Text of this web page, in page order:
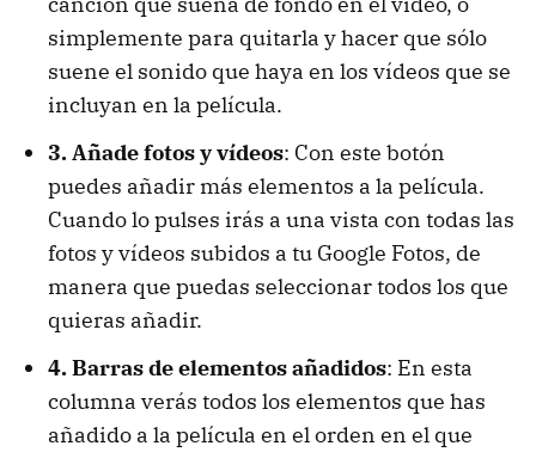
simplemente para quitarla y hacer que sólo
suene el sonido que haya en los vídeos que se
incluyan en la película.
3. Añade fotos y vídeos: Con este botón
puedes añadir más elementos a la película.
Cuando lo pulses irás a una vista con todas las
fotos y vídeos subidos a tu Google Fotos, de
manera que puedas seleccionar todos los que
quieras añadir.
4. Barras de elementos añadidos: En esta
columna verás todos los elementos que has
añadido a la película en el orden en el que